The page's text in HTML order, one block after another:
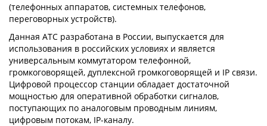
(телефонных аппаратов, системных телефонов,
переговорных устройств).
Данная АТС разработана в России, выпускается для
использования в российских условиях и является
универсальным коммутатором телефонной,
громкоговорящей, дуплексной громкоговорящей и IP связи.
Цифровой процессор станции обладает достаточной
мощностью для оперативной обработки сигналов,
поступающих по аналоговым проводным линиям,
цифровым потокам, IP-каналу.